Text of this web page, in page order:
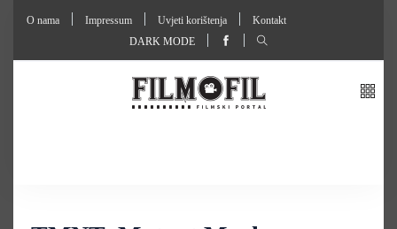
O nama Impressum Uvjeti korištenja
Kontakt
DARK MODE